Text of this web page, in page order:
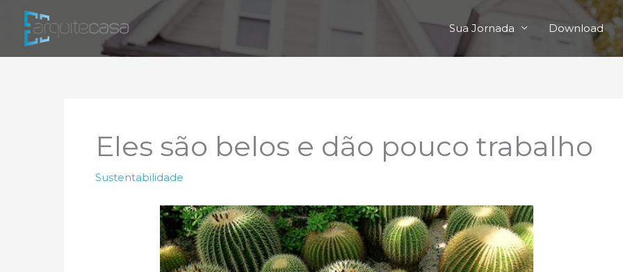
Sua Jornada Download
Eles são belos e dão pouco trabalho
Sustentabilidade